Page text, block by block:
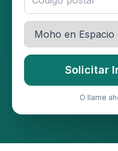
Solicitar
O llame